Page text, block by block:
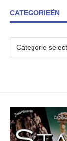
CATEGORIEËN